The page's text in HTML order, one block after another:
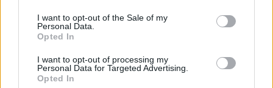
I want to opt-out of the Sale of my
Personal Data.
Opted In
I want to opt-out of processing my
Personal Data for Targeted Advertising.
Opted In
Suchen!
Nächste Rätsel:
Klicken Sie auf das Bild, um die Antwort zu sehen.